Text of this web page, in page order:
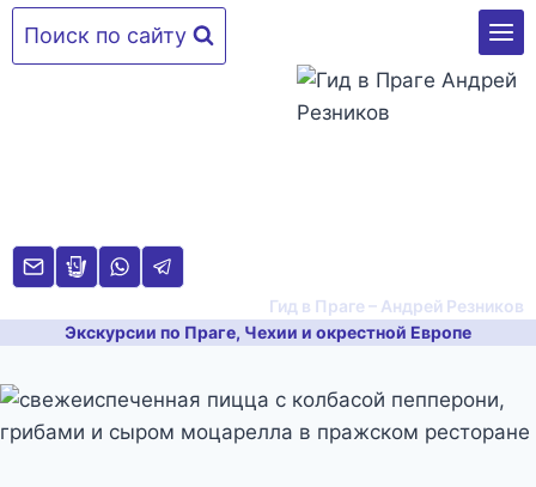
Перейти
Поиск по сайту
Гид в Праге – Андрей Резников
Экскурсии по Праге, Чехии и окрестной Европе